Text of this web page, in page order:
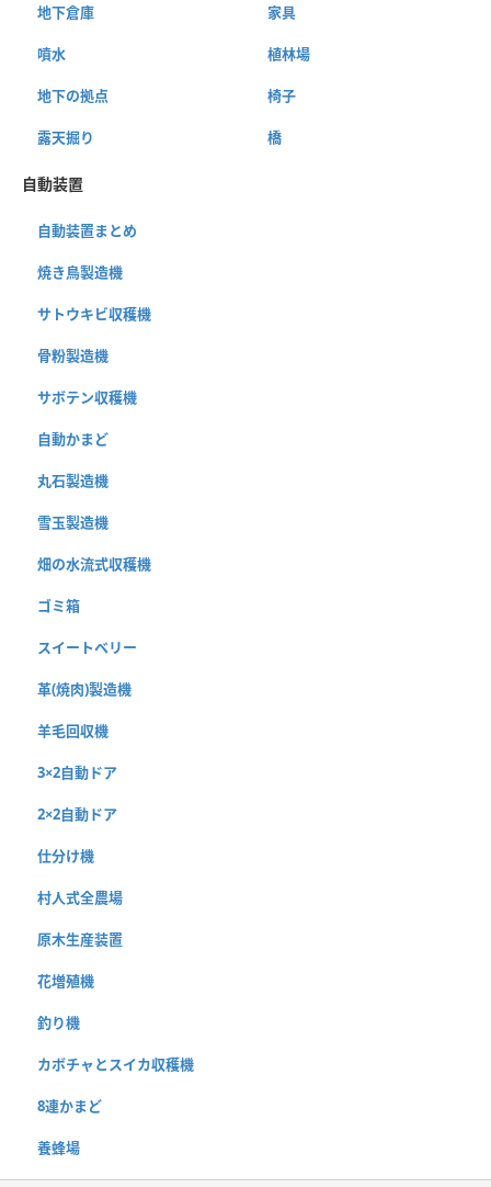
地下倉庫 家具
噴水 植林場
地下の拠点 椅子
露天掘り 橋
自動装置
自動装置まとめ
焼き鳥製造機
サトウキビ収穫機
骨粉製造機
サボテン収穫機
自動かまど
丸石製造機
雪玉製造機
畑の水流式収穫機
ゴミ箱
スイートベリー
革(焼肉)製造機
羊毛回収機
3×2自動ドア
2×2自動ドア
仕分け機
村人式全農場
原木生産装置
花増殖機
釣り機
カボチャとスイカ収穫機
8連かまど
養蜂場